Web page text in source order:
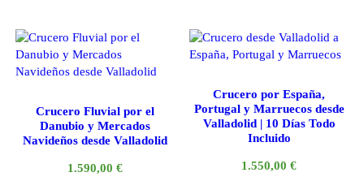
Crucero Fluvial por el
Danubio y Mercados
Navideños desde Valladolid
1.590,00 €
Crucero por España,
Portugal y Marruecos desde
Valladolid | 10 Días Todo
Incluido
1.550,00€